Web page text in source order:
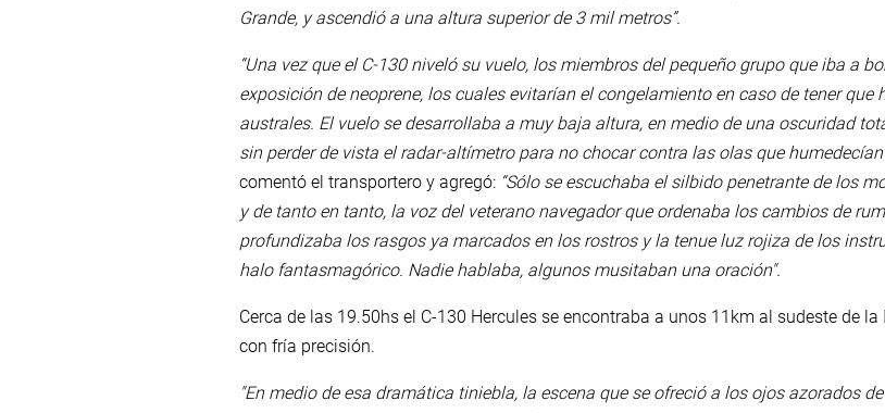
Grande, y ascendió a una altura superior de 3 mil metros”.
“Una vez que el C-130 niveló su vuelo, los miembros del pequeño grupo que iba a
exposición de neoprene, los cuales evitarían el congelamiento en caso de tener
australes. El vuelo se desarrollaba a muy baja altura, en medio de una oscuridad
sin perder de vista el radar-altímetro para no chocar contra las olas que
comentó el transportero y agregó: “Sólo se escuchaba el silbido penetrante de los
y de tanto en tanto, la voz del veterano navegador que ordenaba los cambios de
profundizaba los rasgos ya marcados en los rostros y la tenue luz rojiza de los
halo fantasmagórico. Nadie hablaba, algunos musitaban una oración".
Cerca de las 19.50hs el C-130 Hercules se encontraba a unos 11km al sudeste de
con fría precisión.
"En medio de esa dramática tiniebla, la escena que se ofreció a los ojos azorados